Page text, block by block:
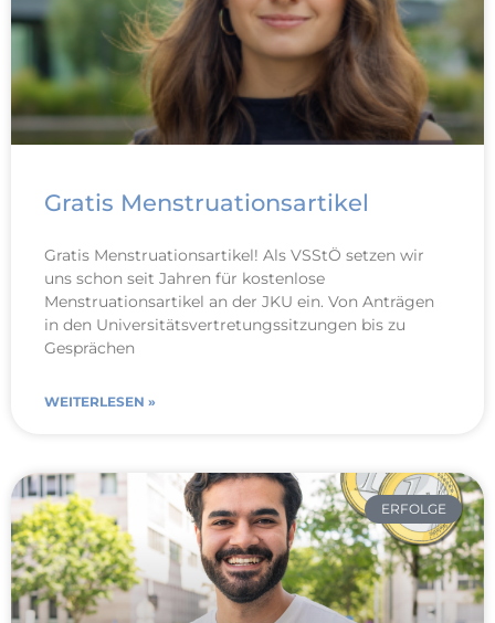
Gratis Menstruationsartikel
Gratis Menstruationsartikel! Als VSStÖ setzen wir
uns schon seit Jahren für kostenlose
Menstruationsartikel an der JKU ein. Von Anträgen
in den Universitätsvertretungssitzungen bis zu
Gesprächen
WEITERLESEN »
ERFOLGE